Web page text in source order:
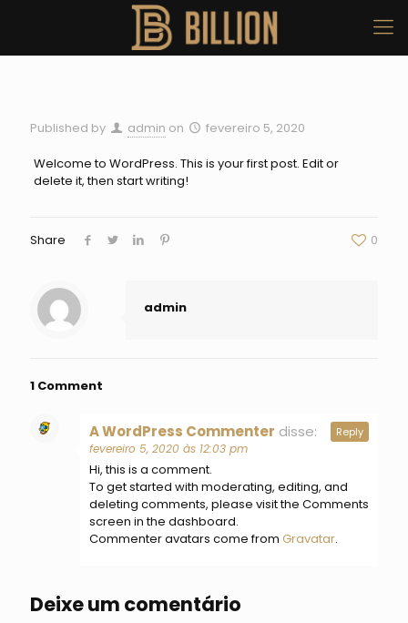
Published by admin on fevereiro 5, 2020
Welcome to WordPress. This is your first post. Edit or
delete it, then start writing!
Share 0
admin
1 Comment
A WordPress Commenter disse:
fevereiro 5, 2020 às 12:03 pm
Hi, this is a comment.
To get started with moderating, editing, and
deleting comments, please visit the Comments
screen in the dashboard.
Commenter avatars come from Gravatar.
Reply
Deixe um comentário